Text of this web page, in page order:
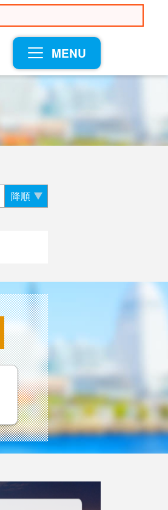
MENU
降順